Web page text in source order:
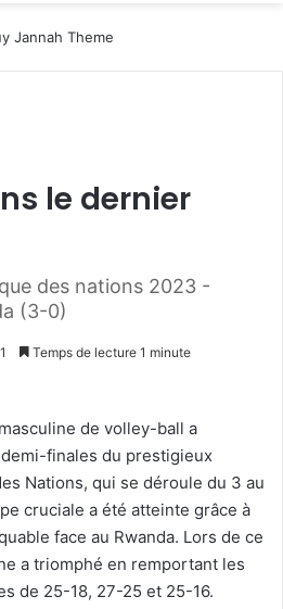
le dernier
des nations 2023 -
(3-0)
Temps de lecture 1 minute
de volley-ball a
finales du prestigieux
Nations, qui se déroule du 3 au
cruciale a été atteinte grâce à
face au Rwanda. Lors de ce
a triomphé en remportant les
de 25-18, 27-25 et 25-16.